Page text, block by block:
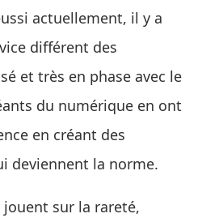
actuellement, il y a
différent des
et très en phase avec le
du numérique en ont
en créant des
deviennent la norme.
sur la rareté,